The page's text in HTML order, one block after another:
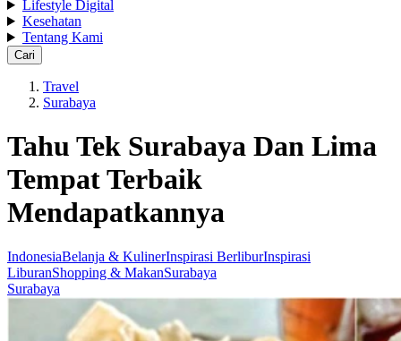
Lifestyle Digital
Kesehatan
Tentang Kami
Cari
Travel
Surabaya
Tahu Tek Surabaya Dan Lima
Tempat Terbaik
Mendapatkannya
IndonesiaBelanja & KulinerInspirasi BerliburInspirasi
LiburanShopping & MakanSurabaya
Surabaya